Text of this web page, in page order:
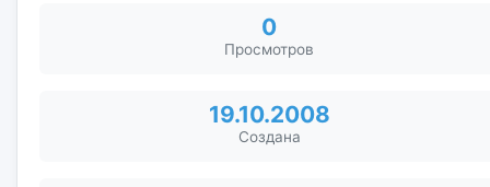
0
Просмотров
19.10.2008
Создана